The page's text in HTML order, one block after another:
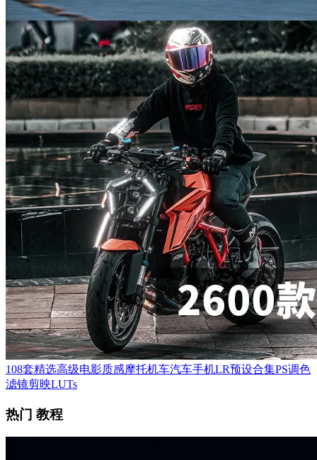
108套精选高级电影质感摩托机车汽车手机LR预设合集PS调色
滤镜剪映LUTs
热门 教程